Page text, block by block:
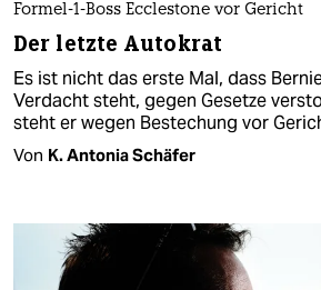
Formel-1-Boss Ecclestone vor Gericht
Der letzte Autokrat
Es ist nicht das erste Mal, dass
Verdacht steht, gegen Gesetze
steht er wegen Bestechung vor
Von K. Antonia Schäfer